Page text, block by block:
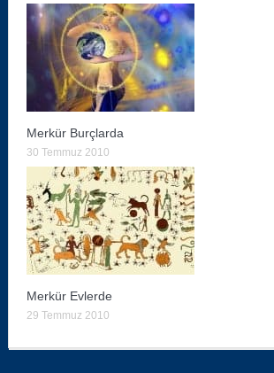
Merkür Burçlarda
30 Temmuz 2010
Merkür Evlerde
29 Temmuz 2010